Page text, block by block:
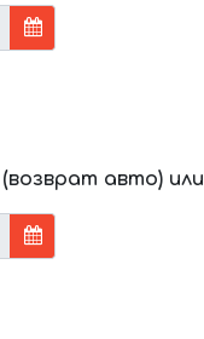
авто)